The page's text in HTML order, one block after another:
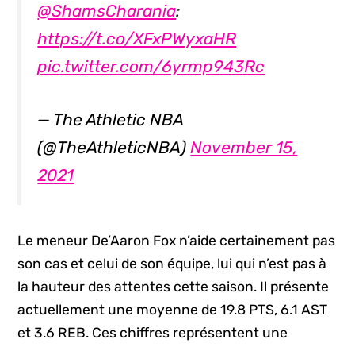
@ShamsCharania:
https://t.co/XFxPWyxaHR
pic.twitter.com/6yrmp943Rc
— The Athletic NBA
(@TheAthleticNBA)November 15,
2021
Le meneur De’Aaron Fox n’aide certainement pas
son cas et celui de son équipe, lui qui n’est pas à
la hauteur des attentes cette saison. Il présente
actuellement une moyenne de 19.8 PTS, 6.1 AST
et 3.6 REB. Ces chiffres représentent une